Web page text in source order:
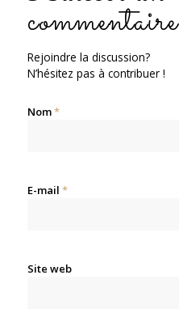
commentaire
Rejoindre la discussion?
N’hésitez pas à contribuer !
Nom*
E-mail *
Site web